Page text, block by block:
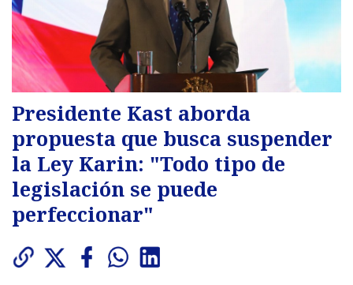
Presidente Kast aborda
propuesta que busca suspender
la Ley Karin: "Todo tipo de
legislación se puede
perfeccionar"